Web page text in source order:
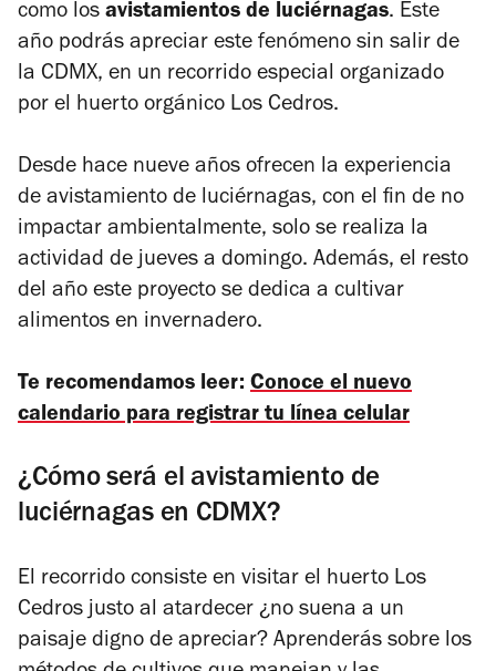
como los avistamientos de luciérnagas. Este
año podrás apreciar este fenómeno sin salir de
la CDMX, en un recorrido especial organizado
por el huerto orgánico Los Cedros.
Desde hace nueve años ofrecen la experiencia
de avistamiento de luciérnagas, con el fin de no
impactar ambientalmente, solo se realiza la
actividad de jueves a domingo. Además, el resto
del año este proyecto se dedica a cultivar
alimentos en invernadero.
Te recomendamos leer: Conoce el nuevo
calendario para registrar tu línea celular
¿Cómo será el avistamiento de
luciérnagas en CDMX?
El recorrido consiste en visitar el huerto Los
Cedros justo al atardecer ¿no suena a un
paisaje digno de apreciar? Aprenderás sobre los